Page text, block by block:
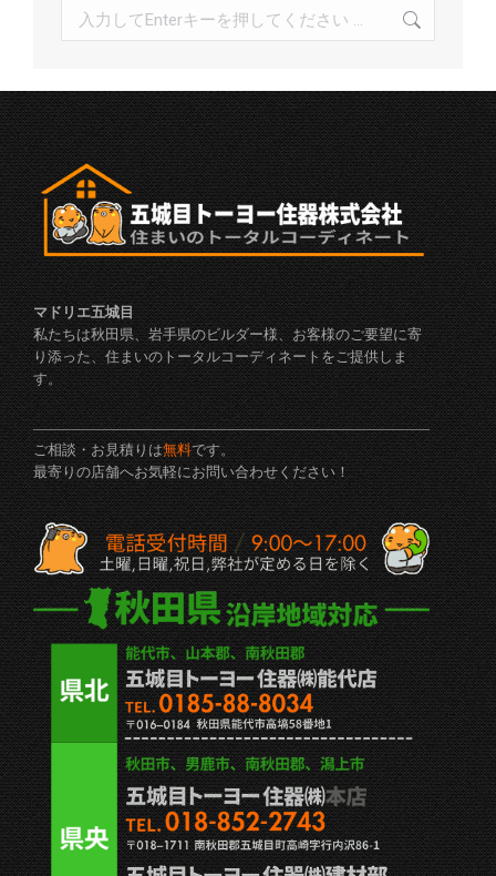
マドリエ五城目
私たちは秋田県、岩手県のビルダー様、お客様のご要望に寄
り添った、住まいのトータルコーディネートをご提供しま
す。
ご相談・お見積りは無料です。
最寄りの店舗へお気軽にお問い合わせください！